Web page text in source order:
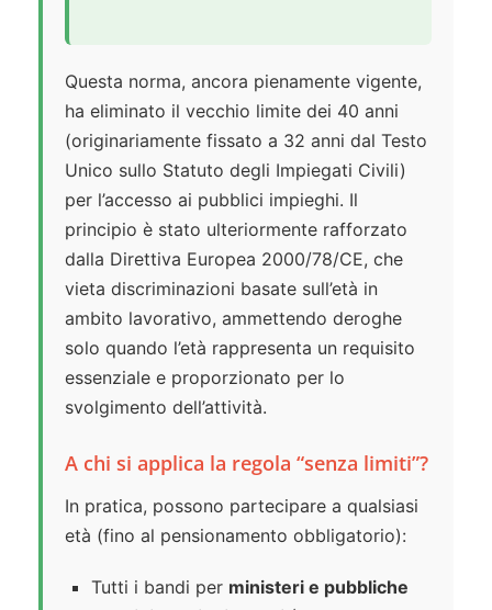
Questa norma, ancora pienamente vigente,
ha eliminato il vecchio limite dei 40 anni
(originariamente fissato a 32 anni dal Testo
Unico sullo Statuto degli Impiegati Civili)
per l’accesso ai pubblici impieghi. Il
principio è stato ulteriormente rafforzato
dalla Direttiva Europea 2000/78/CE, che
vieta discriminazioni basate sull’età in
ambito lavorativo, ammettendo deroghe
solo quando l’età rappresenta un requisito
essenziale e proporzionato per lo
svolgimento dell’attività.
A chi si applica la regola “senza limiti”?
In pratica, possono partecipare a qualsiasi
età (fino al pensionamento obbligatorio):
Tutti i bandi per ministeri e pubbliche